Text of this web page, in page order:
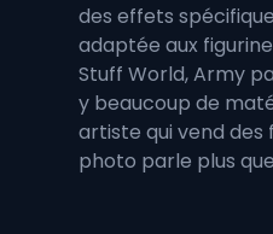
des effets
adaptée aux
Stuff World, Army
y beaucoup de
artiste qui vend des
photo parle plus